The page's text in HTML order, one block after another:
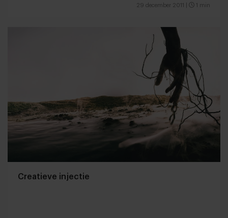
29 december 2011 1 min
Creatieve injectie